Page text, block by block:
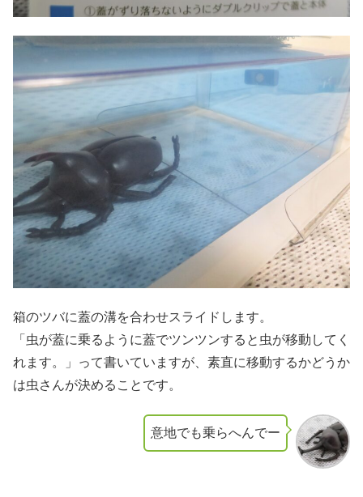
箱のツバに蓋の溝を合わせスライドします。
「虫が蓋に乗るように蓋でツンツンすると虫が移動してく
れます。」って書いていますが、素直に移動するかどうか
は虫さんが決めることです。
意地でも乗らへんでー